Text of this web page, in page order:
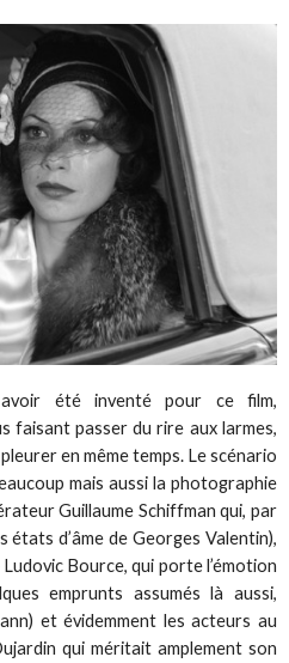
été inventé pour ce film,
faisant passer du rire aux larmes,
en même temps. Le scénario
mais aussi la photographie
Guillaume Schiffman qui, par
états d’âme de Georges Valentin),
Bource, qui porte l’émotion
emprunts assumés là aussi,
et évidemment les acteurs au
qui méritait amplement son